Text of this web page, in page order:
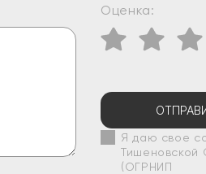
Оценка:
Я даю свое
Тишеновской
(ОГРНИП